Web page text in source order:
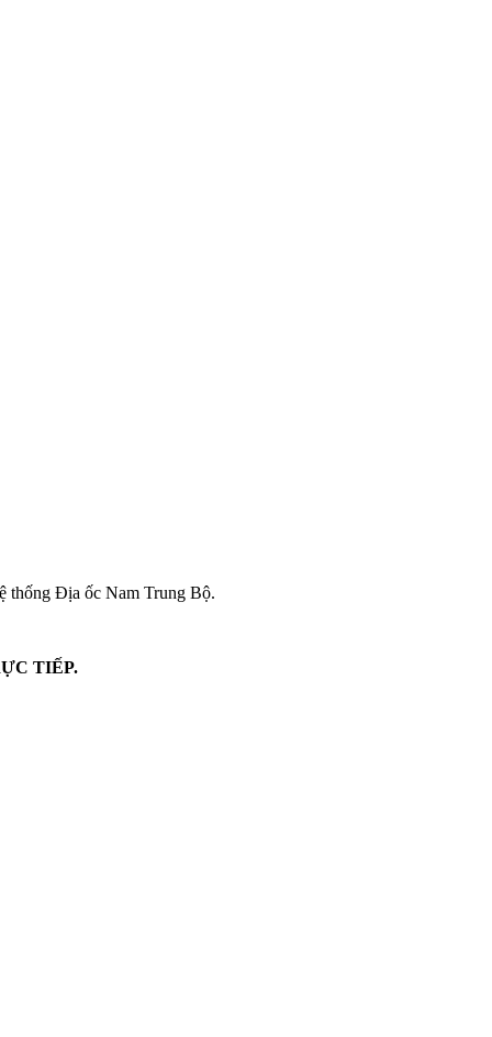
thống Địa ốc Nam Trung Bộ.
TIẾP.